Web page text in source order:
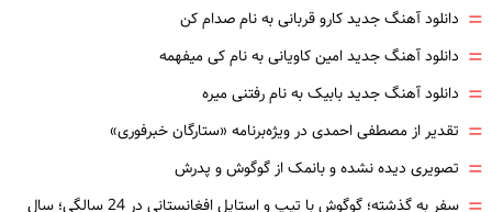
= دانلود آهنگ جدید کارو قربانی به نام صدام کن
= دانلود آهنگ جدید امین کاویانی به نام کی میفهمه
= دانلود آهنگ جدید بابیک به نام رفتنی میره
= تقدیر از مصطفی احمدی در ویژه‌برنامه «ستارگان خبرفوری»
= تصویری دیده نشده و بانمک از گوگوش و پدرش
سفر به گذشته؛ گوگوش با تیپ و استایل افغانستانی در 24 سالگی؛ سال